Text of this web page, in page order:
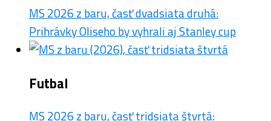
MS 2026 z baru, časť dvadsiata druhá:
Prihrávky Oliseho by vyhrali aj Stanley cup
Futbal
MS 2026 z baru, časť tridsiata štvrtá: